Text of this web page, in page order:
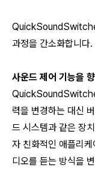
과정을 간소화합니다.
사운드 제어 기능을
력을 변경하는 대신
드 시스템과 같은 장
자 친화적인 애플리
디오를 듣는 방식을